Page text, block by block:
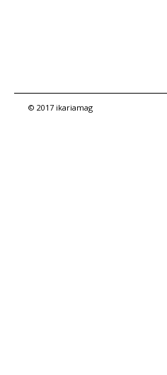
© 2017 ikariamag